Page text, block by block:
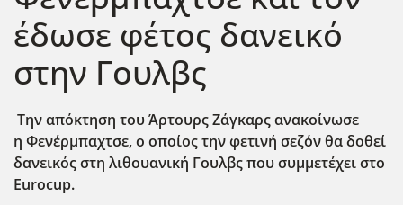
έδωσε φέτος δανεικό
στην Γουλβς
Την απόκτηση του Άρτουρς Ζάγκαρς ανακοίνωσε
η Φενέρμπαχτσε, ο οποίος την φετινή σεζόν θα δοθεί
δανεικός στη λιθουανική Γουλβς που συμμετέχει στο
Eurocup.